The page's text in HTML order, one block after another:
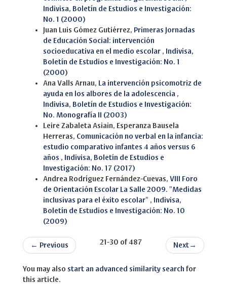
Indivisa, Boletín de Estudios e Investigación:
No. 1 (2000)
Juan Luis Gómez Gutiérrez, Primeras Jornadas
de Educación Social: intervención
socioeducativa en el medio escolar , Indivisa,
Boletín de Estudios e Investigación: No. 1
(2000)
Ana Valls Arnau, La intervención psicomotriz de
ayuda en los albores de la adolescencia ,
Indivisa, Boletín de Estudios e Investigación:
No. Monografía II (2003)
Leire Zabaleta Asiain, Esperanza Bausela
Herreras, Comunicación no verbal en la infancia:
estudio comparativo infantes 4 años versus 6
años , Indivisa, Boletín de Estudios e
Investigación: No. 17 (2017)
Andrea Rodríguez Fernández-Cuevas, VIII Foro
de Orientación Escolar La Salle 2009. "Medidas
inclusivas para el éxito escolar" , Indivisa,
Boletín de Estudios e Investigación: No. 10
(2009)
← Previous 21-30 of 487 Next →
You may also start an advanced similarity search for
this article.